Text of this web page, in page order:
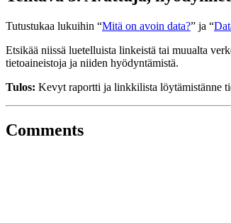
Tutustukaa lukuihin “Mitä on avoin data?” ja “
Etsikää niissä luetelluista linkeistä tai muualta
tietoaineistoja ja niiden hyödyntämistä.
Tulos: Kevyt raportti ja linkkilista löytämistänne
Comments